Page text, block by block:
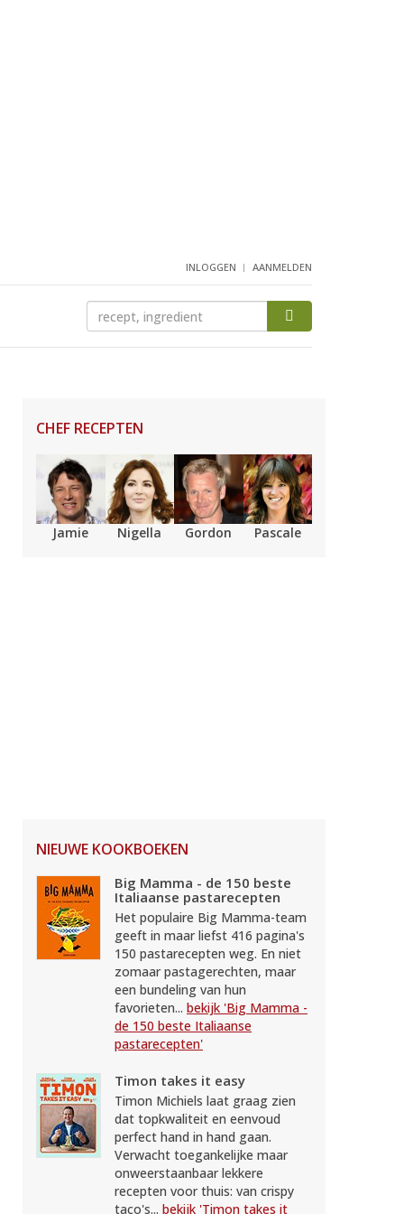
INLOGGEN AANMELDEN
CHEF RECEPTEN
Jamie Nigella Gordon Pascale
NIEUWE KOOKBOEKEN
Big Mamma - de 150 beste
Italiaanse pastarecepten
Het populaire Big Mamma-team
geeft in maar liefst 416 pagina's
150 pastarecepten weg. En niet
zomaar pastagerechten, maar
een bundeling van hun
favorieten... bekijk 'Big Mamma -
de 150 beste Italiaanse
pastarecepten'
Timon takes it easy
Timon Michiels laat graag zien
dat topkwaliteit en eenvoud
perfect hand in hand gaan.
Verwacht toegankelijke maar
onweerstaanbaar lekkere
recepten voor thuis: van crispy
taco's... bekijk 'Timon takes it